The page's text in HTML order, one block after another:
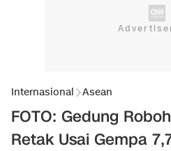
Internasional Asean
FOTO: Gedung
Retak Usai Gempa